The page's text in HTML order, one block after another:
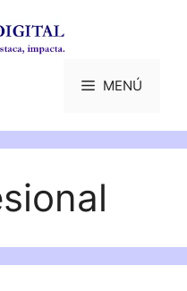
MENÚ